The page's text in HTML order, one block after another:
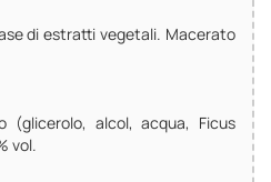
di estratti vegetali. Macerato
(glicerolo, alcol, acqua, Ficus
vol.